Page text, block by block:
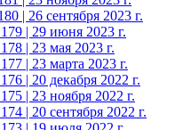
| 26 сентября 2023 г.
| 29 июня 2023 г.
| 23 мая 2023 г.
| 23 марта 2023 г.
| 20 декабря 2022 г.
| 23 ноября 2022 г.
| 20 сентября 2022 г.